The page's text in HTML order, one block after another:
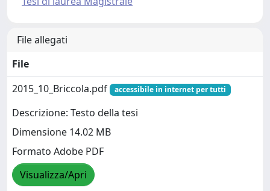
File allegati
File
2015_10_Briccola.pdf
accessibile in internet per tutti
Descrizione: Testo della tesi
Dimensione 14.02 MB
Formato Adobe PDF
Visualizza/Apri